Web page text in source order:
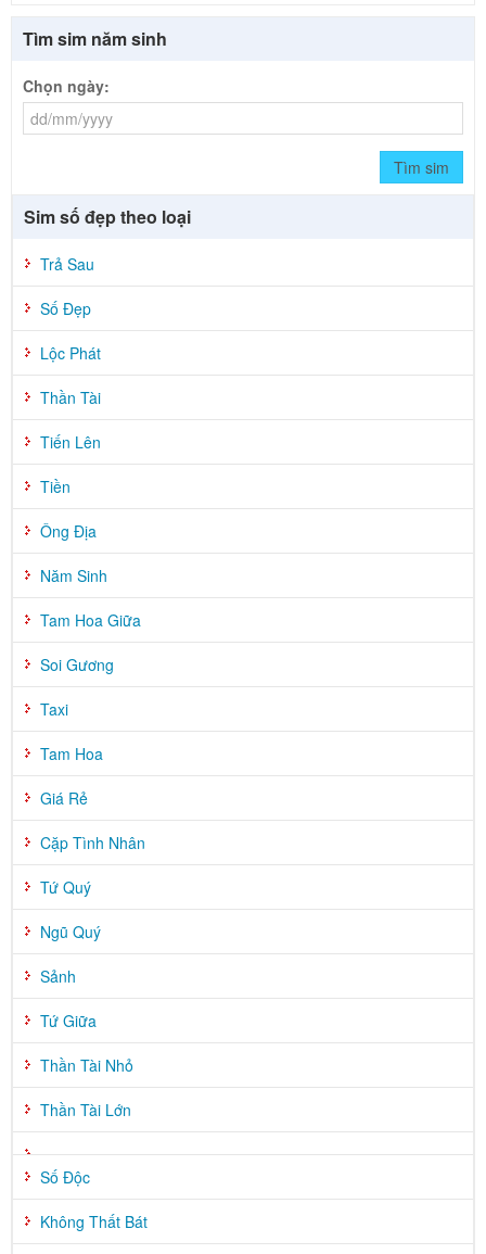
Tìm sim năm sinh
Chọn ngày:
Tìm sim
Sim số đẹp theo loại
Trả Sau
Số Đẹp
Lộc Phát
Thần Tài
Tiến Lên
Tiền
Ông Địa
Năm Sinh
Tam Hoa Giữa
Soi Gương
Taxi
Tam Hoa
Giá Rẻ
Cặp Tình Nhân
Tứ Quý
Ngũ Quý
Sảnh
Tứ Giữa
Thần Tài Nhỏ
Thần Tài Lớn
Số Độc
Không Thất Bát